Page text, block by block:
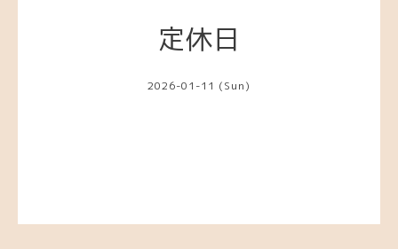
定休日
2026-01-11 (Sun)